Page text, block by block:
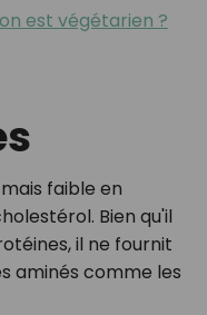
est végétarien ?
faible en
Bien qu'il
il ne fournit
aminés comme les